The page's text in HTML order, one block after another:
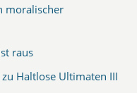
moralischer
raus
zu Haltlose Ultimaten III